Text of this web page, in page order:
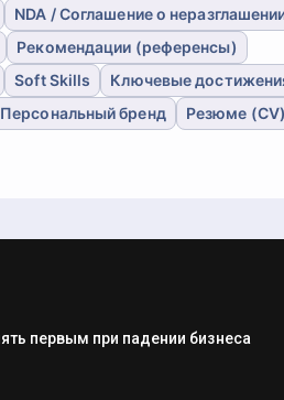
NDA / Соглашение о
Рекомендации (референсы)
Soft Skills
Ключевые
Персональный бренд
Резюме
первым при падении бизнеса